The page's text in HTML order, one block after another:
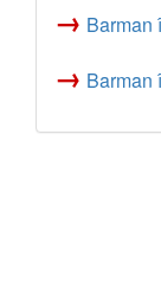
→ Barman
→ Barman